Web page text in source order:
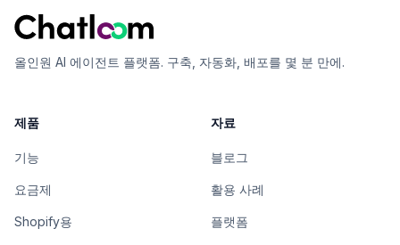
올인원 AI 에이전트 플랫폼. 구축, 자동화, 배포를 몇 분 만에.
제품
기능
요금제
Shopify용
자료
블로그
활용 사례
플랫폼